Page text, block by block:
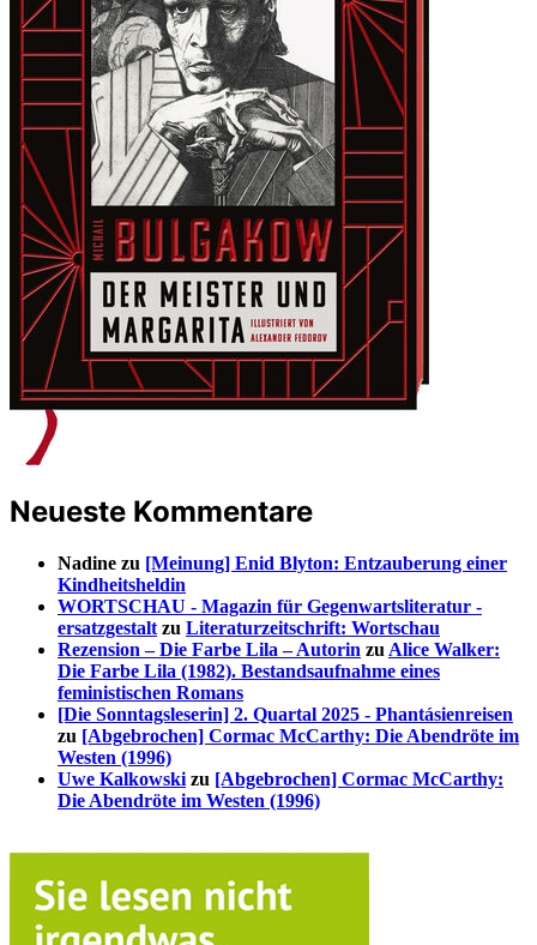
Neueste Kommentare
Nadine zu [Meinung] Enid Blyton: Entzauberung einer
Kindheitsheldin
WORTSCHAU - Magazin für Gegenwartsliteratur -
ersatzgestalt zu Literaturzeitschrift: Wortschau
Rezension – Die Farbe Lila – Autorin zu Alice Walker:
Die Farbe Lila (1982). Bestandsaufnahme eines
feministischen Romans
[Die Sonntagsleserin] 2. Quartal 2025 - Phantásienreisen
zu [Abgebrochen] Cormac McCarthy: Die Abendröte im
Westen (1996)
Uwe Kalkowski zu [Abgebrochen] Cormac McCarthy:
Die Abendröte im Westen (1996)